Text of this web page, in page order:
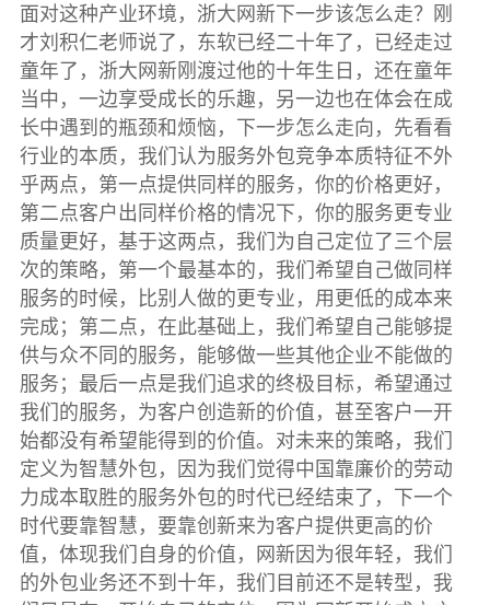
面对这种产业环境，浙大网新下一步该怎么走？刚
才刘积仁老师说了，东软已经二十年了，已经走过
童年了，浙大网新刚渡过他的十年生日，还在童年
当中，一边享受成长的乐趣，另一边也在体会在成
长中遇到的瓶颈和烦恼，下一步怎么走向，先看看
行业的本质，我们认为服务外包竞争本质特征不外
乎两点，第一点提供同样的服务，你的价格更好，
第二点客户出同样价格的情况下，你的服务更专业
质量更好，基于这两点，我们为自己定位了三个层
次的策略，第一个最基本的，我们希望自己做同样
服务的时候，比别人做的更专业，用更低的成本来
完成；第二点，在此基础上，我们希望自己能够提
供与众不同的服务，能够做一些其他企业不能做的
服务；最后一点是我们追求的终极目标，希望通过
我们的服务，为客户创造新的价值，甚至客户一开
始都没有希望能得到的价值。对未来的策略，我们
定义为智慧外包，因为我们觉得中国靠廉价的劳动
力成本取胜的服务外包的时代已经结束了，下一个
时代要靠智慧，要靠创新来为客户提供更高的价
值，体现我们自身的价值，网新因为很年轻，我们
的外包业务还不到十年，我们目前还不是转型，我